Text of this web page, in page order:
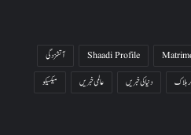
Shaadi Profile
آتشزدگی
ہلاک دنیا کی خبریں عالمی خبریں
میکسیکو